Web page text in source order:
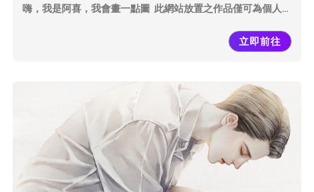
嗨，我是阿喜，我會畫一點圖 此網站放置之作品僅可為個人收
立即前往